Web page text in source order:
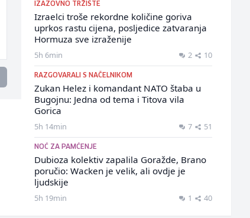
IZAZOVNO TRŽIŠTE
Izraelci troše rekordne količine goriva
uprkos rastu cijena, posljedice zatvaranja
Hormuza sve izraženije
5h 6min 2 10
RAZGOVARALI S NAČELNIKOM
Zukan Helez i komandant NATO štaba u
Bugojnu: Jedna od tema i Titova vila
Gorica
5h 14min 7 51
NOĆ ZA PAMĆENJE
Dubioza kolektiv zapalila Goražde, Brano
poručio: Wacken je velik, ali ovdje je
ljudskije
5h 19min 1 40